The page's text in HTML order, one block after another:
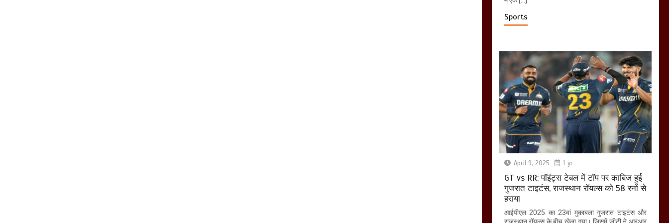
Sports
April 9, 2025 1 yr
GT vs RR: पॉइंट्स टेबल में टॉप पर काबिज हुई
गुजरात टाइटंस, राजस्थान रॉयल्स को 58 रनों से
हराया
आईपीएल 2025 का 23वां मुकाबला गुजरात टाइटंस और
राजस्थान रॉयल्स के बीच खेला गया। जिसमें जीटी ने आरआर